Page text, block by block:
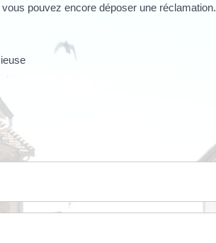
pouvez encore déposer une réclamation.